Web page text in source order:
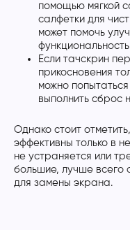
помощью мягкой
салфетки для
может помочь
Если тачскрин
прикосновения
можно
выполнить сброс
Однако стоит
эффективны только в
не устраняется или
большие, лучше всего
для замены экрана.